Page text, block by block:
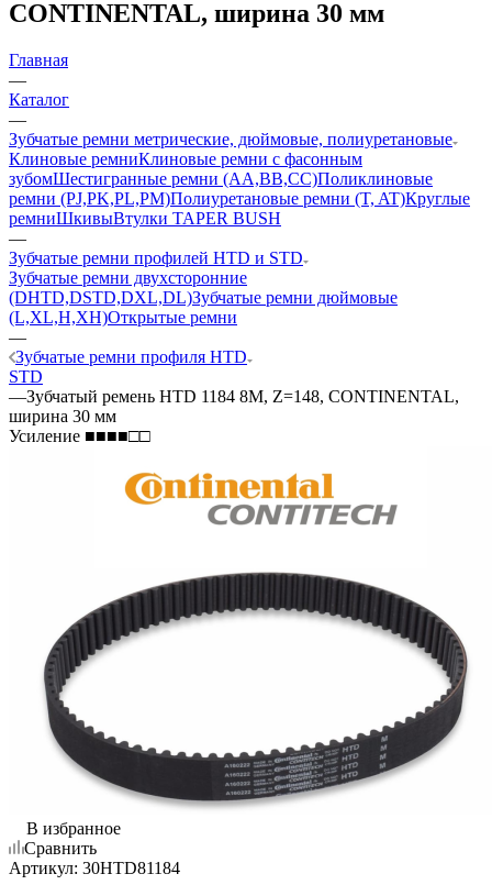
CONTINENTAL, ширина 30 мм
Главная
—
Каталог
—
Зубчатые ремни метрические, дюймовые, полиуретановые
Клиновые ремниКлиновые ремни с фасонным
зубомШестигранные ремни (AA,BB,CC)Поликлиновые
ремни (PJ,PK,PL,PM)Полиуретановые ремни (T, AT)Круглые
ремниШкивыВтулки TAPER BUSH
—
Зубчатые ремни профилей HTD и STD
Зубчатые ремни двухсторонние
(DHTD,DSTD,DXL,DL)Зубчатые ремни дюймовые
(L,XL,H,XH)Открытые ремни
—
Зубчатые ремни профиля HTD
STD
—Зубчатый ремень HTD 1184 8M, Z=148, CONTINENTAL,
ширина 30 мм
Усиление ■■■■□□
В избранное
Сравнить
Артикул: 30HTD81184